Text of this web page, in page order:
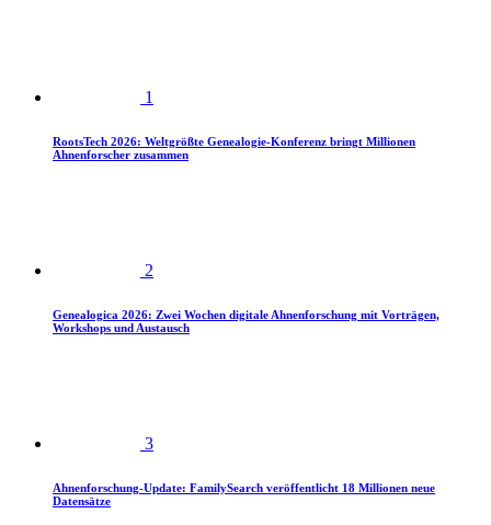
1
RootsTech 2026: Weltgrößte Genealogie-Konferenz bringt Millionen
Ahnenforscher zusammen
2
Genealogica 2026: Zwei Wochen digitale Ahnenforschung mit Vorträgen,
Workshops und Austausch
3
Ahnenforschung-Update: FamilySearch veröffentlicht 18 Millionen neue
Datensätze